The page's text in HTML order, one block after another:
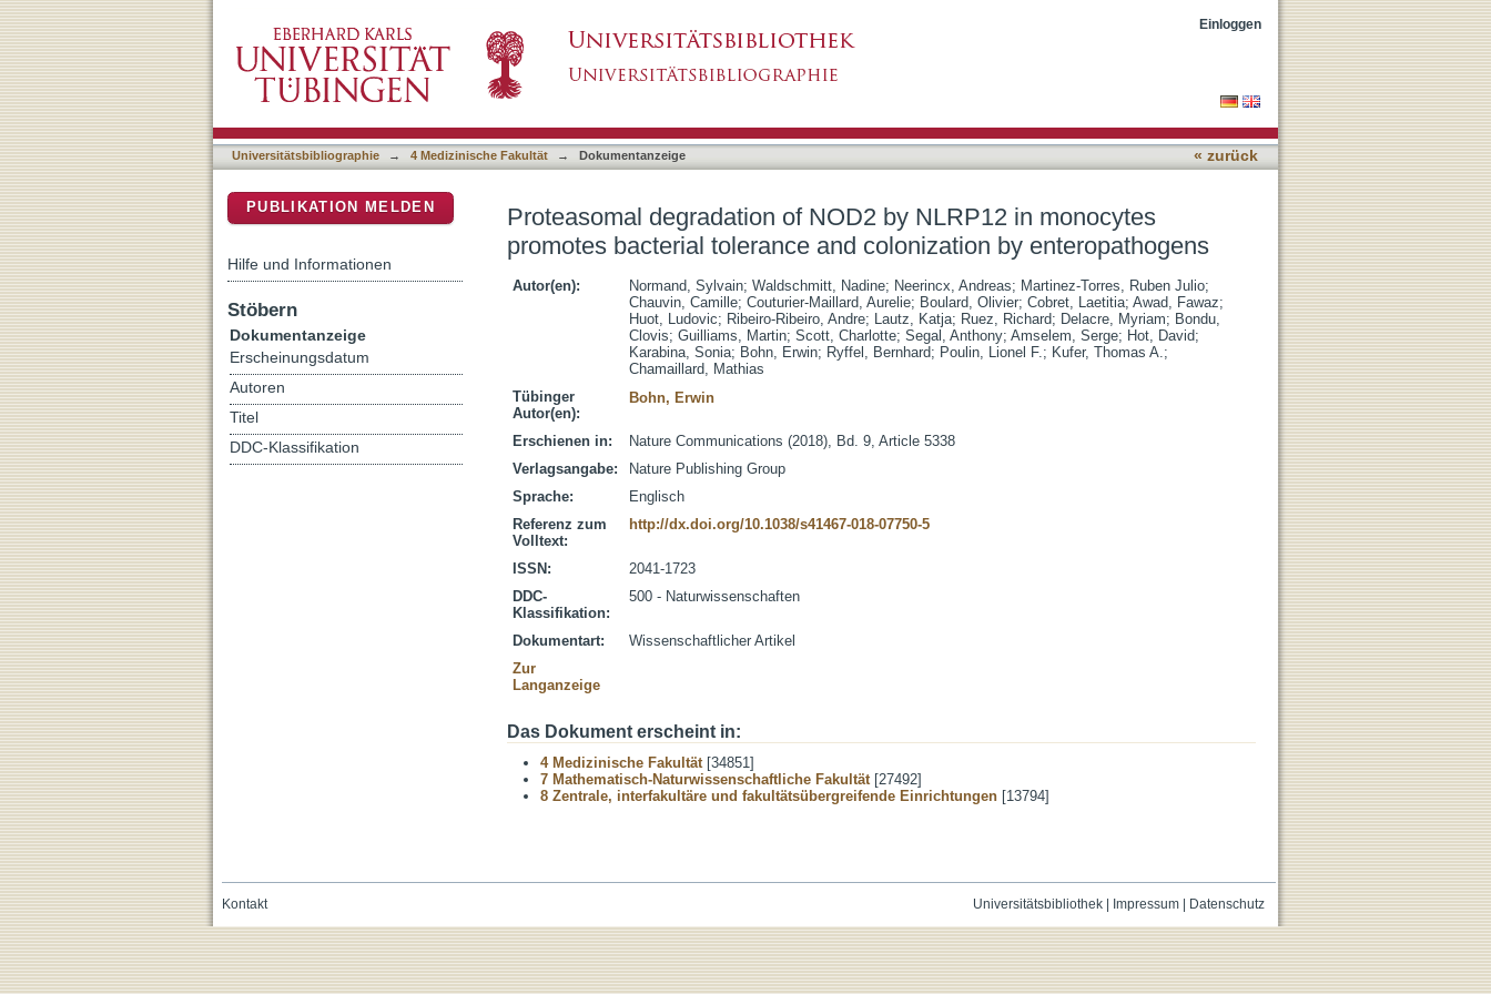
Proteasomal degradation of NOD2 by NLRP12 in monocytes promotes bacterial tolerance and
colonization by enteropathogens
Einloggen
Universitätsbibliographie → 4 Medizinische Fakultät → Dokumentanzeige « zurück
Proteasomal degradation of NOD2 by NLRP12 in monocytes
promotes bacterial tolerance and colonization by enteropathogens
Autor(en): Normand, Sylvain; Waldschmitt, Nadine; Neerincx, Andreas; Martinez-Torres, Ruben Julio;
Chauvin, Camille; Couturier-Maillard, Aurelie; Boulard, Olivier; Cobret, Laetitia; Awad, Fawaz;
Huot, Ludovic; Ribeiro-Ribeiro, Andre; Lautz, Katja; Ruez, Richard; Delacre, Myriam; Bondu,
Clovis; Guilliams, Martin; Scott, Charlotte; Segal, Anthony; Amselem, Serge; Hot, David;
Karabina, Sonia; Bohn, Erwin; Ryffel, Bernhard; Poulin, Lionel F.; Kufer, Thomas A.;
Chamaillard, Mathias
Tübinger
Autor(en):
Bohn, Erwin
Erschienen in:
Nature Communications (2018), Bd. 9, Article 5338
Verlagsangabe:
Nature Publishing Group
Sprache:
Englisch
Referenz zum
Volltext:
http://dx.doi.org/10.1038/s41467-018-07750-5
ISSN:
2041-1723
DDC-
Klassifikation:
500 - Naturwissenschaften
Dokumentart:
Wissenschaftlicher Artikel
Zur
Langanzeige
Das Dokument erscheint in:
4 Medizinische Fakultät[34851]
7 Mathematisch-Naturwissenschaftliche Fakultät[27492]
8 Zentrale, interfakultäre und fakultätsübergreifende Einrichtungen [13794]
PUBLIKATION MELDEN
Hilfe und Informationen
Stöbern
Dokumentanzeige
Erscheinungsdatum
Autoren
Titel
DDC-Klassifikation
Universitätsbibliothek| Impressum| Datenschutz
Kontakt